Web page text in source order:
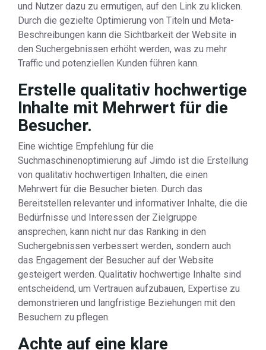
und Nutzer dazu zu ermutigen, auf den Link zu klicken.
Durch die gezielte Optimierung von Titeln und Meta-
Beschreibungen kann die Sichtbarkeit der Website in
den Suchergebnissen erhöht werden, was zu mehr
Traffic und potenziellen Kunden führen kann.
Erstelle qualitativ hochwertige
Inhalte mit Mehrwert für die
Besucher.
Eine wichtige Empfehlung für die
Suchmaschinenoptimierung auf Jimdo ist die Erstellung
von qualitativ hochwertigen Inhalten, die einen
Mehrwert für die Besucher bieten. Durch das
Bereitstellen relevanter und informativer Inhalte, die die
Bedürfnisse und Interessen der Zielgruppe
ansprechen, kann nicht nur das Ranking in den
Suchergebnissen verbessert werden, sondern auch
das Engagement der Besucher auf der Website
gesteigert werden. Qualitativ hochwertige Inhalte sind
entscheidend, um Vertrauen aufzubauen, Expertise zu
demonstrieren und langfristige Beziehungen mit den
Besuchern zu pflegen.
Achte auf eine klare